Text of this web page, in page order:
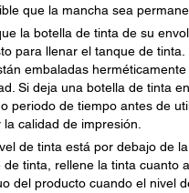
que la mancha sea
la botella de tinta de su
para llenar el tanque de tinta.
embaladas
Si deja una botella de tinta
periodo de tiempo antes de
la calidad de impresión.
de tinta está por debajo de
de tinta, rellene la tinta cuanto
del producto cuando el nivel